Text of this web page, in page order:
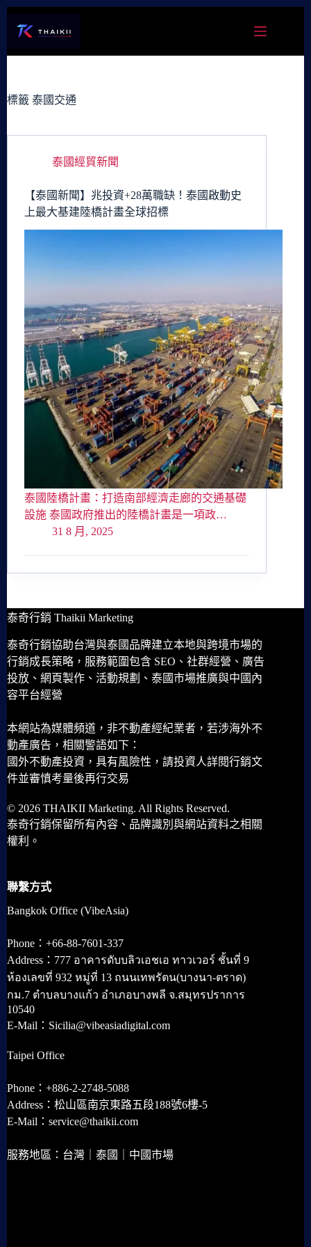
容
標籤 泰國交通
泰國經貿新聞
【泰國新聞】兆投資+28萬職缺！泰國啟動史
上最大基建陸橋計畫全球招標
泰國陸橋計畫：打造南部經濟走廊的交通基礎
設施 泰國政府推出的陸橋計畫是一項政…
31 8 月, 2025
泰奇行銷 Thaikii Marketing
泰奇行銷協助台灣與泰國品牌建立本地與跨境市場的
行銷成長策略，服務範圍包含 SEO、社群經營、廣告
投放、網頁製作、活動規劃、泰國市場推廣與中國內
容平台經營
本網站為媒體頻道，非不動產經紀業者，若涉海外不
動產廣告，相關警語如下：
國外不動產投資，具有風險性，請投資人詳閱行銷文
件並審慎考量後再行交易
© 2026 THAIKII Marketing. All Rights Reserved.
泰奇行銷保留所有內容、品牌識別與網站資料之相關
權利。
聯繫方式
Bangkok Office (VibeAsia)
Phone：+66-88-7601-337
Address：777 อาคารดับบลิวเอชเอ ทาวเวอร์ ชั้นที่ 9
ห้องเลขที่ 932 หมู่ที่ 13 ถนนเทพรัตน(บางนา-ตราด)
กม.7 ตำบลบางแก้ว อำเภอบางพลี จ.สมุทรปราการ
10540
E-Mail：Sicilia@vibeasiadigital.com
Taipei Office
Phone：+886-2-2748-5088
Address：松山區南京東路五段188號6樓-5
E-Mail：service@thaikii.com
服務地區：台灣｜泰國｜中國市場